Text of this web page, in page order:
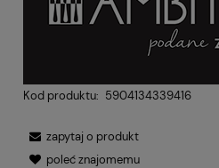
Kod produktu: 5904134339416
zapytaj o produkt
poleć znajomemu